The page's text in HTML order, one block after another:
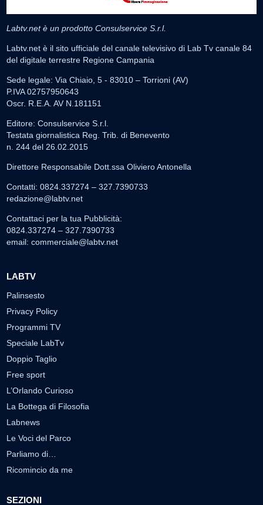
Labtv.net è un prodotto Consulservice S.r.l.
Labtv.net è il sito ufficiale del canale televisivo di Lab Tv canale 84
del digitale terrestre Regione Campania
Sede legale: Via Chiaio, 5 - 83010 – Torrioni (AV)
P.IVA 02757950643
Oscr. R.E.A. AV N.181151
Editore: Consulservice S.r.l.
Testata giornalistica Reg. Trib. di Benevento
n. 244 del 26.02.2015
Direttore Responsabile Dott.ssa Oliviero Antonella
Contatti: 0824.337274 – 327.7390733
redazione@labtv.net
Contattaci per la tua Pubblicità:
0824.337274 – 327.7390733
email: commerciale@labtv.net
LABTV
Palinsesto
Privacy Policy
Programmi TV
Speciale LabTv
Doppio Taglio
Free sport
L’Orlando Curioso
La Bottega di Filosofia
Labnews
Le Voci del Parco
Parliamo di…
Ricomincio da me
SEZIONI